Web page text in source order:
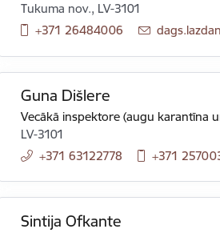
Tukuma nov., LV-3101
+371 26484006
E-pasts:
Guna Dišlere
Vecākā inspektore (augu karantīna
LV-3101
+371 63122778
+371
Sintija Ofkante